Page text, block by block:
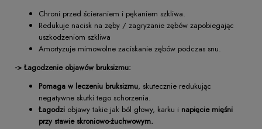
Chroni przed ścieraniem i pękaniem szkliwa.
Redukuje nacisk na zęby / zagryzanie zębów zapobiegając
uszkodzeniom szkliwa
Amortyzuje mimowolne zaciskanie zębów podczas snu.
-> Łagodzenie objawów bruksizmu:
Pomaga w leczeniu bruksizmu, skutecznie redukując
negatywne skutki tego schorzenia.
Łagodzi objawy takie jak ból głowy, karku i napięcie mięśni
przy stawie skroniowo-żuchwowym.